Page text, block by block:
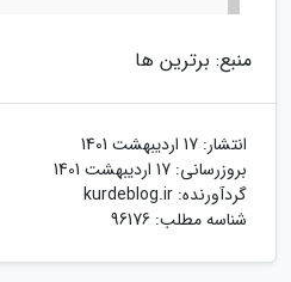
منبع: برترین ها
انتشار: 17 اردیبهشت 1401
بروزرسانی: 17 اردیبهشت 1401
گردآورنده: kurdeblog.ir
شناسه مطلب: 96176